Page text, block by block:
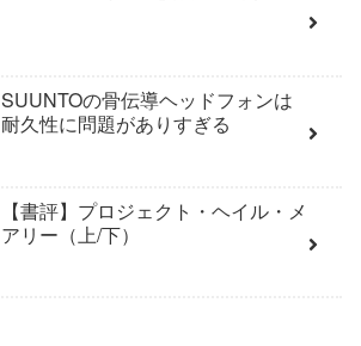
SUUNTOの骨伝導ヘッドフォンは
耐久性に問題がありすぎる
【書評】プロジェクト・ヘイル・メ
アリー（上/下）